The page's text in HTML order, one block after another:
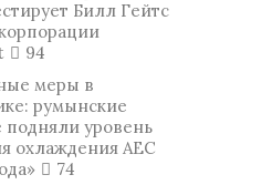
Билл Гейтс
94
меры в
румынские
уровень
охлаждения АЕС
74